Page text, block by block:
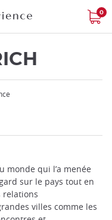
0
monde qui l’a menée
sur le pays tout en
relations
villes comme les